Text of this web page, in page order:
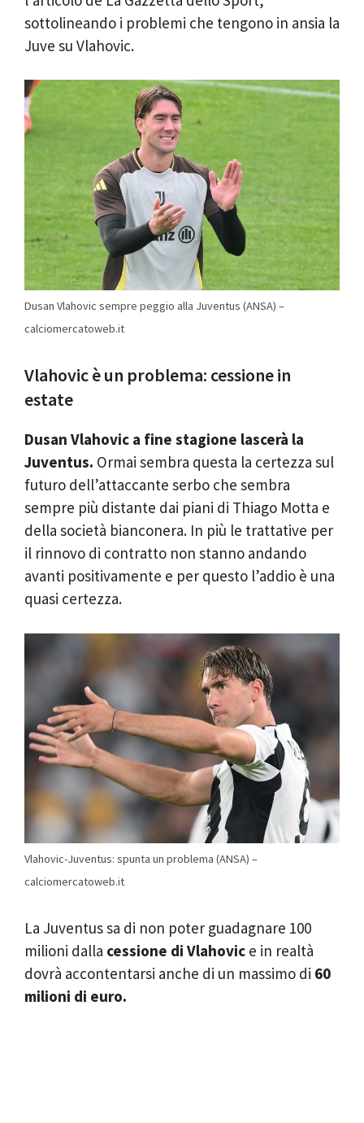
sottolineando i problemi che tengono in ansia la
Juve su Vlahovic.
Dusan Vlahovic sempre peggio alla Juventus (ANSA) –
calciomercatoweb.it
Vlahovic è un problema: cessione in
estate
Dusan Vlahovic a fine stagione lascerà la
Juventus. Ormai sembra questa la certezza sul
futuro dell’attaccante serbo che sembra
sempre più distante dai piani di Thiago Motta e
della società bianconera. In più le trattative per
il rinnovo di contratto non stanno andando
avanti positivamente e per questo l’addio è una
quasi certezza.
Vlahovic-Juventus: spunta un problema (ANSA) –
calciomercatoweb.it
La Juventus sa di non poter guadagnare 100
milioni dalla cessione di Vlahovic e in realtà
dovrà accontentarsi anche di un massimo di 60
milioni di euro.